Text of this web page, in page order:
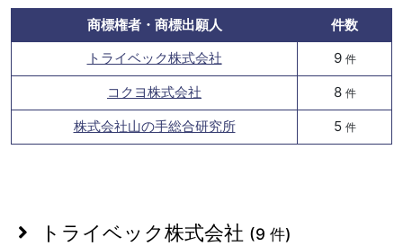
商標権者・商標出願人
件数
トライベック株式会社
9 件
コクヨ株式会社 8 件
株式会社山の手総合研究所 5 件
トライベック株式会社 (9 件)